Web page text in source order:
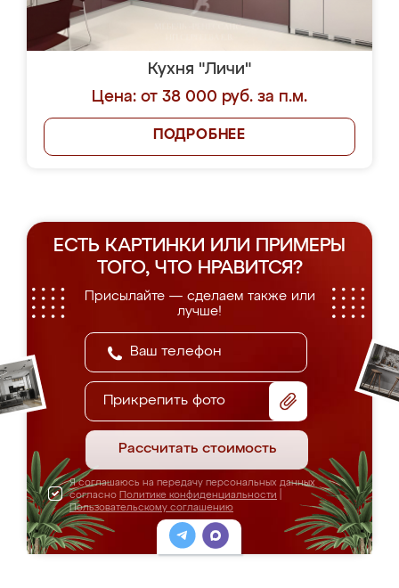
Кухня "Личи"
Цена: от 38 000 руб. за п.м.
ПОДРОБНЕЕ
ЕСТЬ КАРТИНКИ ИЛИ ПРИМЕРЫ
ТОГО, ЧТО НРАВИТСЯ?
Присылайте — сделаем также или
лучше!
Прикрепить фото
Рассчитать стоимость
Я соглашаюсь на передачу персональных данных
согласно Политике конфиденциальности
Пользовательскому соглашению